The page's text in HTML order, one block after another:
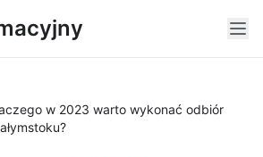
w 2023 warto wykonać odbiór